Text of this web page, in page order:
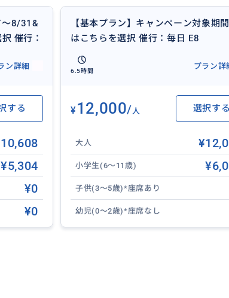
～8/31&
催行：
ン詳細
する
¥5,304
¥0
¥0
【基本プラン】キャンペーン対象期
はこちらを選択 催行：毎日 E8
6.5時間
プラン詳
¥12,000/人 選択する
大人
小学生(6～11歳)
子供(3～5歳)*座席あり
幼児(0～2歳)*座席なし